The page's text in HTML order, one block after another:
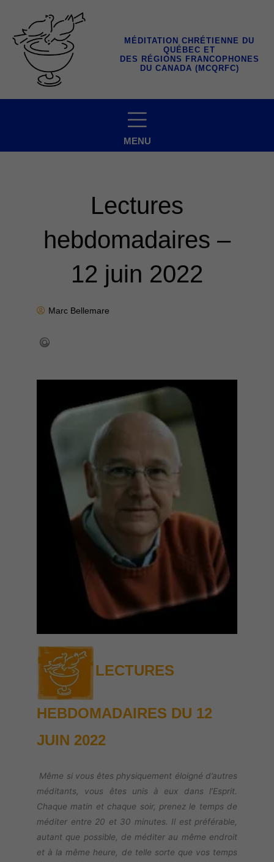
contenu
MÉDITATION CHRÉTIENNE DU
QUÉBEC ET
DES RÉGIONS FRANCOPHONES
DU CANADA (MCQRFC)
MENU
Lectures
hebdomadaires –
12 juin 2022
Marc Bellemare
LECTURES
HEBDOMADAIRES DU 12
JUIN 2022
Même si vous êtes physiquement éloigné d’autres
méditants, vous êtes unis à eux dans l’Esprit.
Chaque matin et chaque soir, prenez le temps de
méditer entre 20 et 30 minutes. Il est préférable,
autant que possible, de méditer au même endroit
et à la même heure, de telle sorte que vos temps